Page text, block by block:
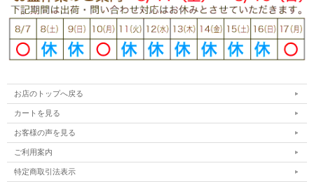
お店のトップへ戻る
カートを見る
お客様の声を見る
ご利用案内
特定商取引法表示